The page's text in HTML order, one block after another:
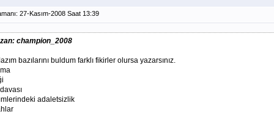
27-Kasım-2008 Saat 13:39
champion_2008
bazılarını buldum farklı fikirler olursa yazarsınız.
adaletsizlik